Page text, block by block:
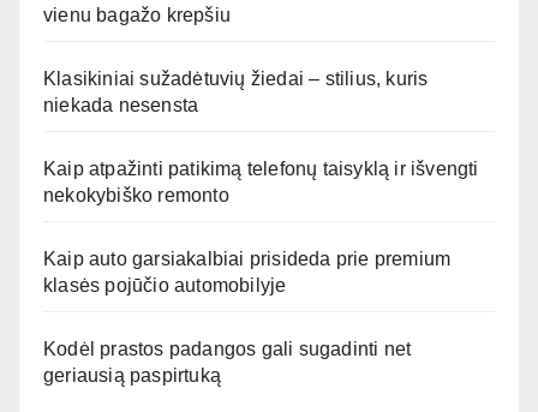
vienu bagažo krepšiu
Klasikiniai sužadėtuvių žiedai – stilius, kuris
niekada nesensta
Kaip atpažinti patikimą telefonų taisyklą ir išvengti
nekokybiško remonto
Kaip auto garsiakalbiai prisideda prie premium
klasės pojūčio automobilyje
Kodėl prastos padangos gali sugadinti net
geriausią paspirtuką